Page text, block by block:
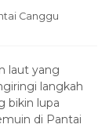
Canggu
laut yang
langkah
bikin lupa
di Pantai